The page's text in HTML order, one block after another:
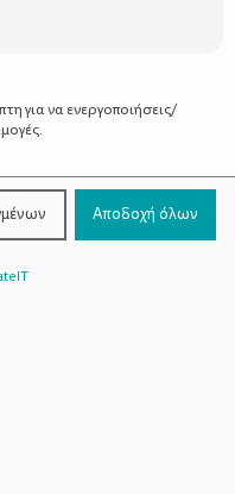
σταθερό,
για να ενεργοποιήσεις/
Αποδοχή όλων